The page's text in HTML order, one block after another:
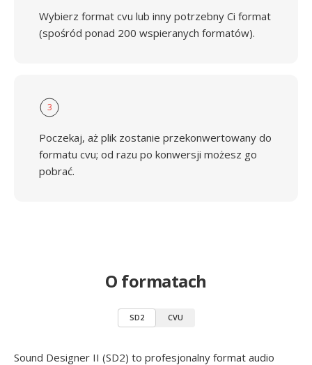
Wybierz format cvu lub inny potrzebny Ci format
(spośród ponad 200 wspieranych formatów).
3
Poczekaj, aż plik zostanie przekonwertowany do
formatu cvu; od razu po konwersji możesz go
pobrać.
O formatach
SD2 CVU
Sound Designer II (SD2) to profesjonalny format audio